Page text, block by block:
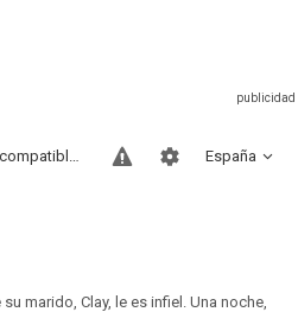
España
Sitios compatibles
marido, Clay, le es infiel. Una noche,